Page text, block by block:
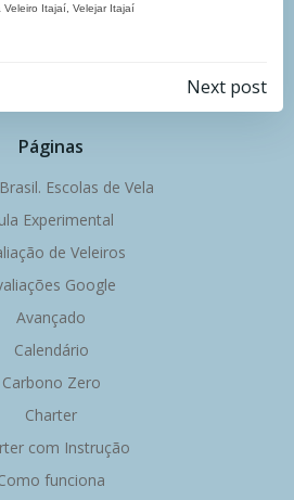
Veleiro Itajaí, Velejar Itajaí
Navegação
de
Post
Next post
Páginas
Escolas de Vela
Experimental
de Veleiros
Google
Avançado
Calendário
Carbono Zero
Charter
com Instrução
funciona